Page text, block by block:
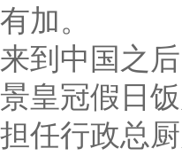
有加。
来到中国之
景皇冠假日
担任行政总